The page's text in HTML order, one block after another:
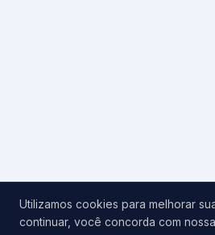
Utilizamos cookies para melhorar
continuar, você concorda com nossa